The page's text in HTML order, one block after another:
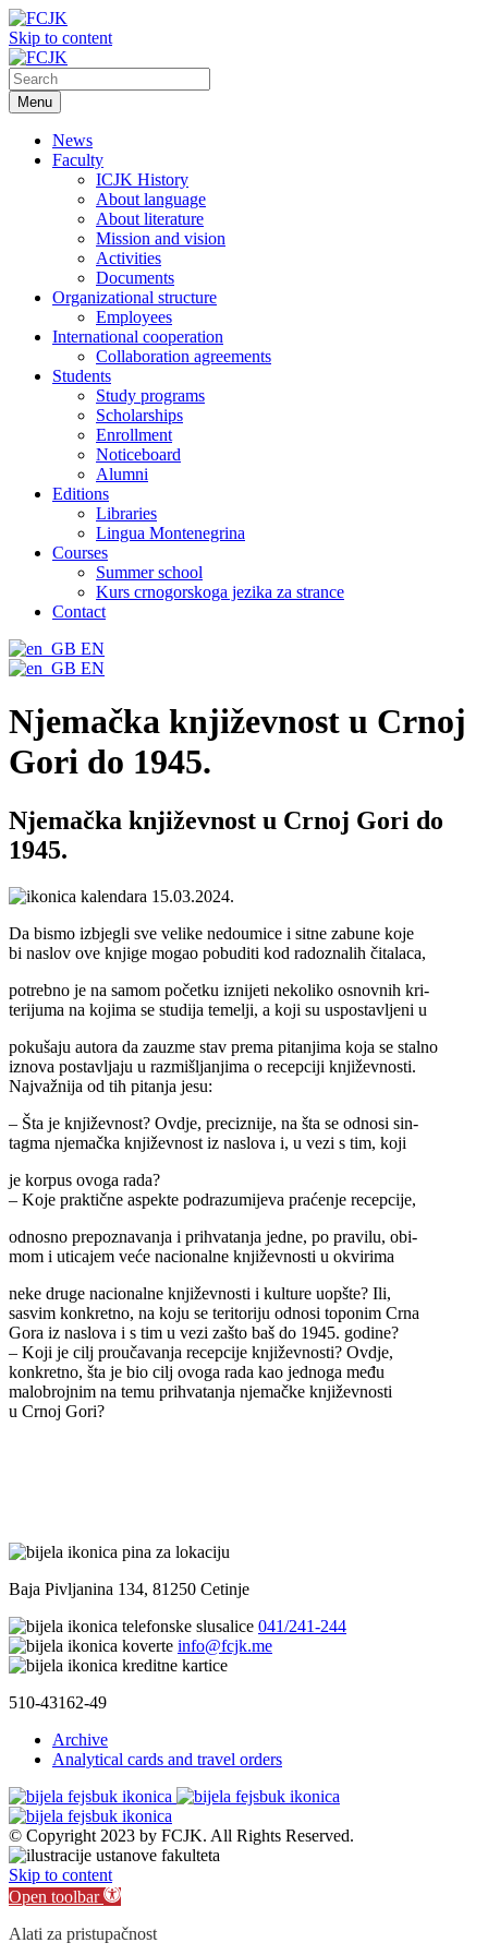
Skip to content
Menu
News
Faculty
ICJK History
About language
About literature
Mission and vision
Activities
Documents
Organizational structure
Employees
International cooperation
Collaboration agreements
Students
Study programs
Scholarships
Enrollment
Noticeboard
Alumni
Editions
Libraries
Lingua Montenegrina
Courses
Summer school
Kurs crnogorskoga jezika za strance
Contact
EN
EN
Njemačka književnost u Crnoj
Gori do 1945.
Njemačka književnost u Crnoj Gori do
1945.
15.03.2024.
Da bismo izbjegli sve velike nedoumice i sitne zabune koje
bi naslov ove knjige mogao pobuditi kod radoznalih čitalaca,
potrebno je na samom početku iznijeti nekoliko osnovnih kri-
terijuma na kojima se studija temelji, a koji su uspostavljeni u
pokušaju autora da zauzme stav prema pitanjima koja se stalno
iznova postavljaju u razmišljanjima o recepciji književnosti.
Najvažnija od tih pitanja jesu:
– Šta je književnost? Ovdje, preciznije, na šta se odnosi sin-
tagma njemačka književnost iz naslova i, u vezi s tim, koji
je korpus ovoga rada?
– Koje praktične aspekte podrazumijeva praćenje recepcije,
odnosno prepoznavanja i prihvatanja jedne, po pravilu, obi-
mom i uticajem veće nacionalne književnosti u okvirima
neke druge nacionalne književnosti i kulture uopšte? Ili,
sasvim konkretno, na koju se teritoriju odnosi toponim Crna
Gora iz naslova i s tim u vezi zašto baš do 1945. godine?
– Koji je cilj proučavanja recepcije književnosti? Ovdje,
konkretno, šta je bio cilj ovoga rada kao jednoga među
malobrojnim na temu prihvatanja njemačke književnosti
u Crnoj Gori?
Baja Pivljanina 134, 81250 Cetinje
041/241-244
info@fcjk.me
510-43162-49
Archive
Analytical cards and travel orders
© Copyright 2023 by FCJK. All Rights Reserved.
Skip to content
Open toolbar
Alati za pristupačnost